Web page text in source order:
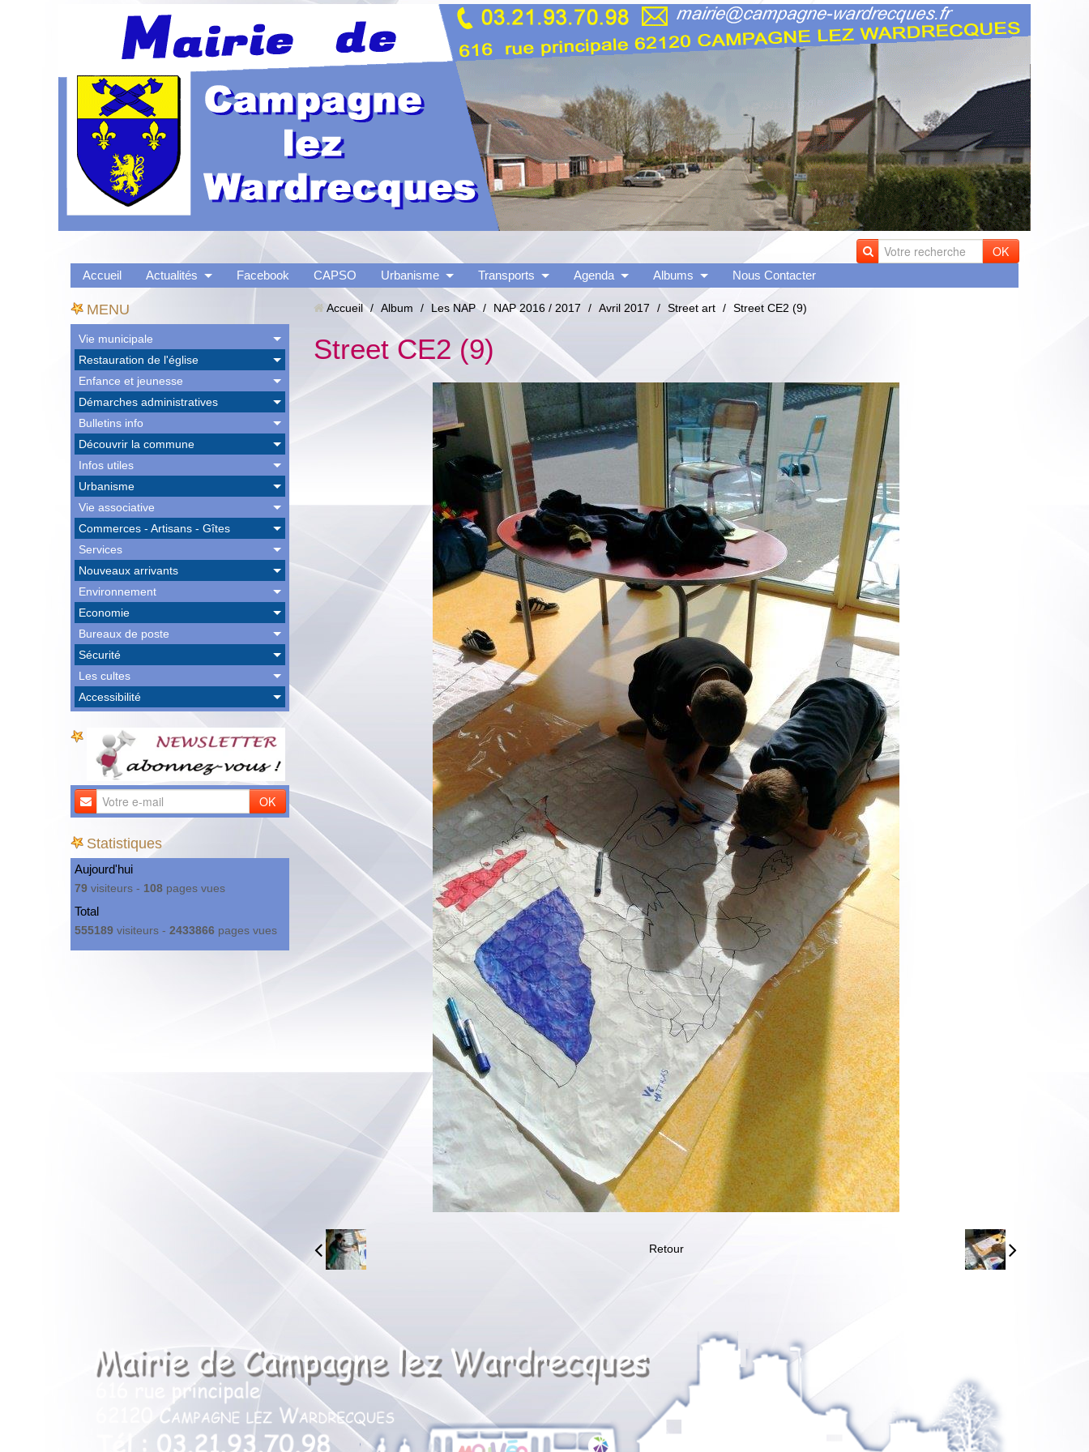
OK
Accueil Actualités Facebook CAPSO Urbanisme Transports Agenda Albums Nous Contacter
MENU
Vie municipale
Restauration de l'église
Enfance et jeunesse
Démarches administratives
Bulletins info
Découvrir la commune
Infos utiles
Urbanisme
Vie associative
Commerces - Artisans - Gîtes
Services
Nouveaux arrivants
Environnement
Economie
Bureaux de poste
Sécurité
Les cultes
Accessibilité
OK
Statistiques
Aujourd'hui
79 visiteurs - 108 pages vues
Total
555189 visiteurs - 2433866 pages vues
Accueil / Album / Les NAP / NAP 2016 / 2017 / Avril 2017 / Street art / Street CE2 (9)
Street CE2 (9)
Retour